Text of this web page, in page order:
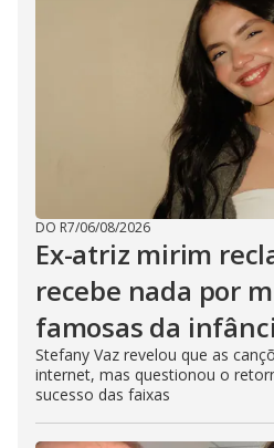
DO R7/06/08/2026
Ex-atriz mirim
recebe nada por
famosas da
Stefany Vaz revelou que as
internet, mas questionou o
sucesso das faixas